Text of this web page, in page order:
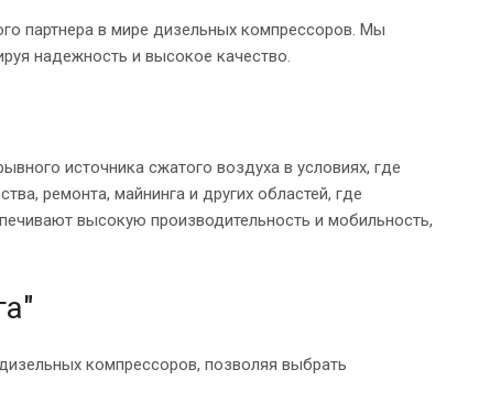
партнера в мире дизельных компрессоров. Мы
надежность и высокое качество.
источника сжатого воздуха в условиях, где
ремонта, майнинга и других областей, где
высокую производительность и мобильность,
компрессоров, позволяя выбрать